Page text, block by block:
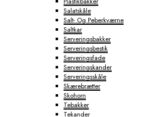
Salatskåle
Salt- Og Peberkværne
Saltkar
Serveringsbakker
Serveringsbestik
Serveringsfade
Serveringskander
Serveringsskåle
Skærebrætter
Skohorn
Tebakker
Tekander